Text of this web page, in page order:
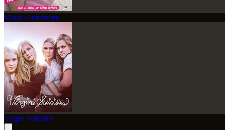
Marie-Antoinette
Virgin Suicides